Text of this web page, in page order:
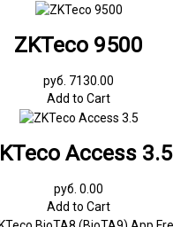
ZKTeco 9500
руб. 7130.00
Add to Cart
Access 3.5
руб. 0.00
Add to Cart